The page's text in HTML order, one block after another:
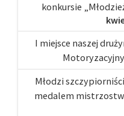
konkursie
I miejsce naszej
Młodzi
medalem